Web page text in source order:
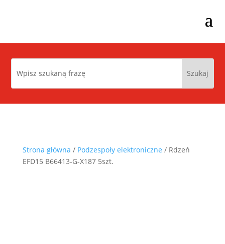
Strona główna / Podzespoły elektroniczne / Rdzeń
EFD15 B66413-G-X187 5szt.